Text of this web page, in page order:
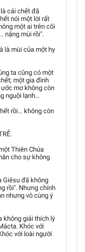
cái chết đã
nói một lời rất
một ai trên cõi
nặng mùi rồi".
là mùi của một hy
ta cũng có một
một gia đình
mơ không còn
nguội lạnh…
rồi… không còn
Thiên Chúa
cho sự không
Giêsu đã không
rồi". Nhưng chính
nhưng vô cùng ý
không giải thích lý
Khóc với
với loài người